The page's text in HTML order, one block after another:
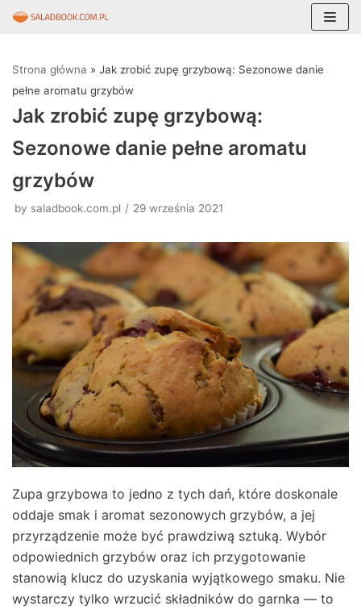
do
treści
Strona główna » Jak zrobić zupę grzybową: Sezonowe danie
pełne aromatu grzybów
Jak zrobić zupę grzybową:
Sezonowe danie pełne aromatu
grzybów
by saladbook.com.pl 29 września 2021
Zupa grzybowa to jedno z tych dań, które doskonale
oddaje smak i aromat sezonowych grzybów, a jej
przyrządzenie może być prawdziwą sztuką. Wybór
odpowiednich grzybów oraz ich przygotowanie
stanowią klucz do uzyskania wyjątkowego smaku. Nie
wystarczy tylko wrzucić składników do garnka — to